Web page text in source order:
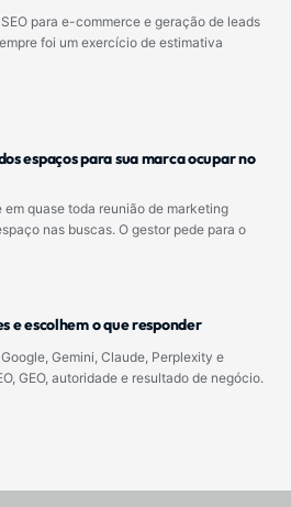
para e-commerce e geração de leads
foi um exercício de estimativa
espaços para sua marca ocupar no
em quase toda reunião de marketing
nas buscas. O gestor pede para o
e escolhem o que responder
Gemini, Claude, Perplexity e
GEO, autoridade e resultado de negócio.